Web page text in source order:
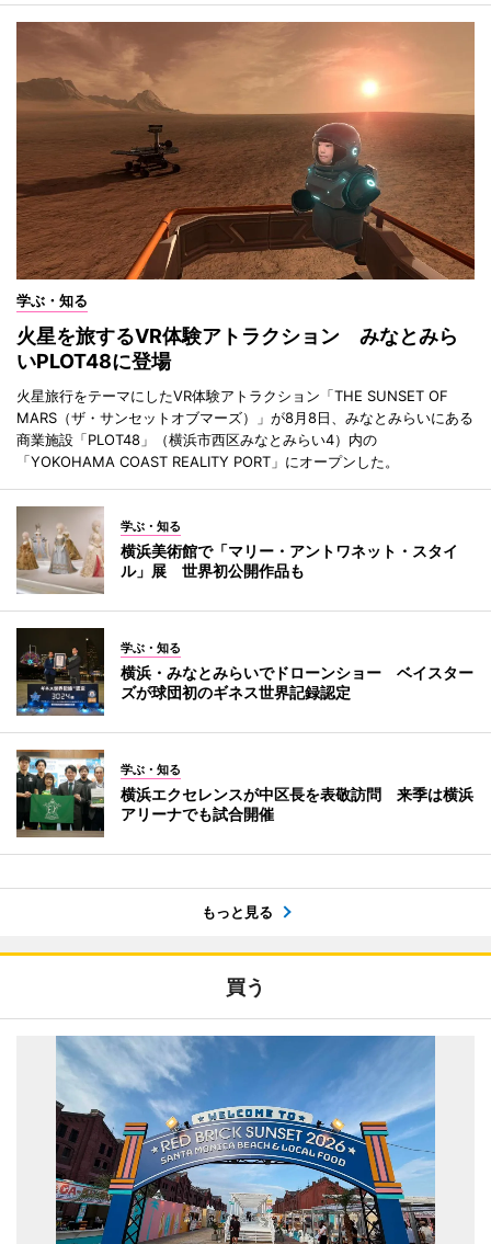
学ぶ・知る
火星を旅するVR体験アトラクション みなとみら
いPLOT48に登場
火星旅行をテーマにしたVR体験アトラクション「THE SUNSET OF
MARS（ザ・サンセットオブマーズ）」が8月8日、みなとみらいにある
商業施設「PLOT48」（横浜市西区みなとみらい4）内の
「YOKOHAMA COAST REALITY PORT」にオープンした。
学ぶ・知る
横浜美術館で「マリー・アントワネット・スタイ
ル」展 世界初公開作品も
学ぶ・知る
横浜・みなとみらいでドローンショー ベイスター
ズが球団初のギネス世界記録認定
学ぶ・知る
横浜エクセレンスが中区長を表敬訪問 来季は横浜
アリーナでも試合開催
もっと見る
買う